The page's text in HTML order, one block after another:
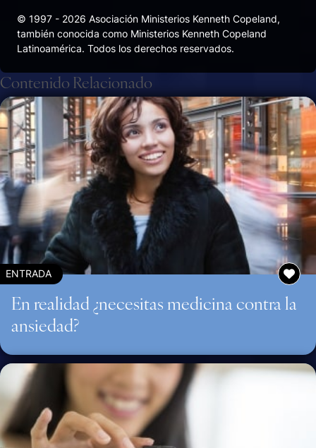
© 1997 - 2026 Asociación Ministerios Kenneth Copeland,
también conocida como Ministerios Kenneth Copeland
Latinoamérica. Todos los derechos reservados.
Contenido Relacionado
ENTRADA
En realidad ¿necesitas medicina contra la
ansiedad?